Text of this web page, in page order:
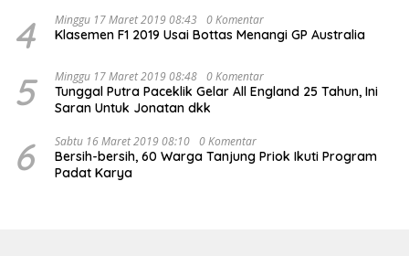
4 Minggu 17 Maret 2019 08:43 0 Komentar
Klasemen F1 2019 Usai Bottas Menangi GP Australia
5 Minggu 17 Maret 2019 08:48 0 Komentar
Tunggal Putra Paceklik Gelar All England 25 Tahun, Ini
Saran Untuk Jonatan dkk
6 Sabtu 16 Maret 2019 08:10 0 Komentar
Bersih-bersih, 60 Warga Tanjung Priok Ikuti Program
Padat Karya